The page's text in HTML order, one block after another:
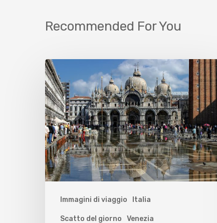
Recommended For You
Immagini di viaggio Italia
Scatto del giorno Venezia